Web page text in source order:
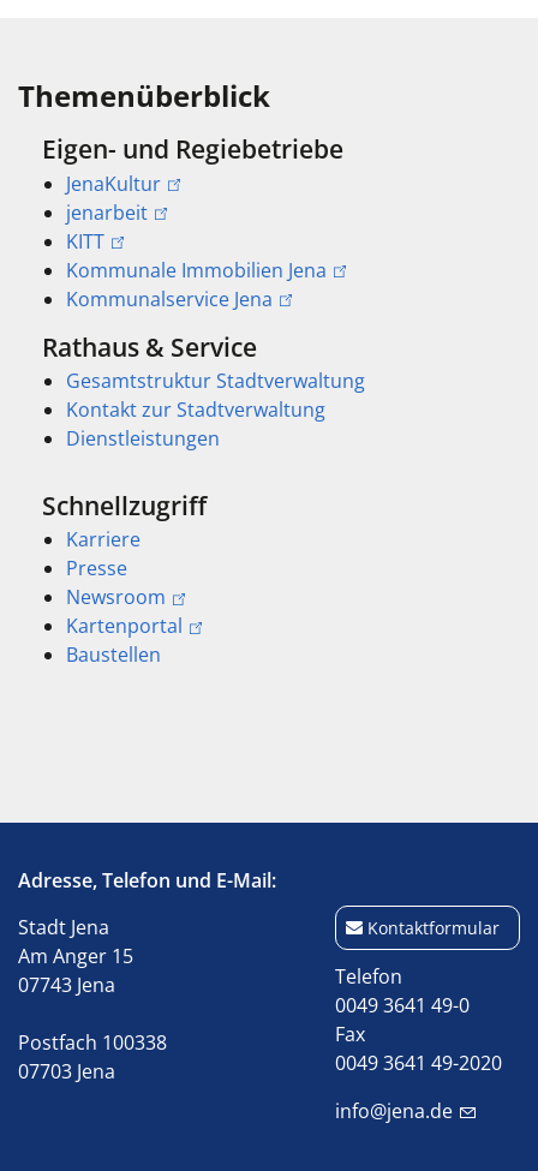
Themenüberblick
Eigen- und Regiebetriebe
JenaKultur
jenarbeit
KITT
Kommunale Immobilien Jena
Kommunalservice Jena
Rathaus & Service
Gesamtstruktur Stadtverwaltung
Kontakt zur Stadtverwaltung
Dienstleistungen
Schnellzugriff
Karriere
Presse
Newsroom
Kartenportal
Baustellen
Adresse, Telefon und E-Mail:
Stadt Jena
Am Anger 15
07743 Jena
Postfach 100338
07703 Jena
Kontaktformular
Telefon
0049 3641 49-0
Fax
0049 3641 49-2020
info@jena.de